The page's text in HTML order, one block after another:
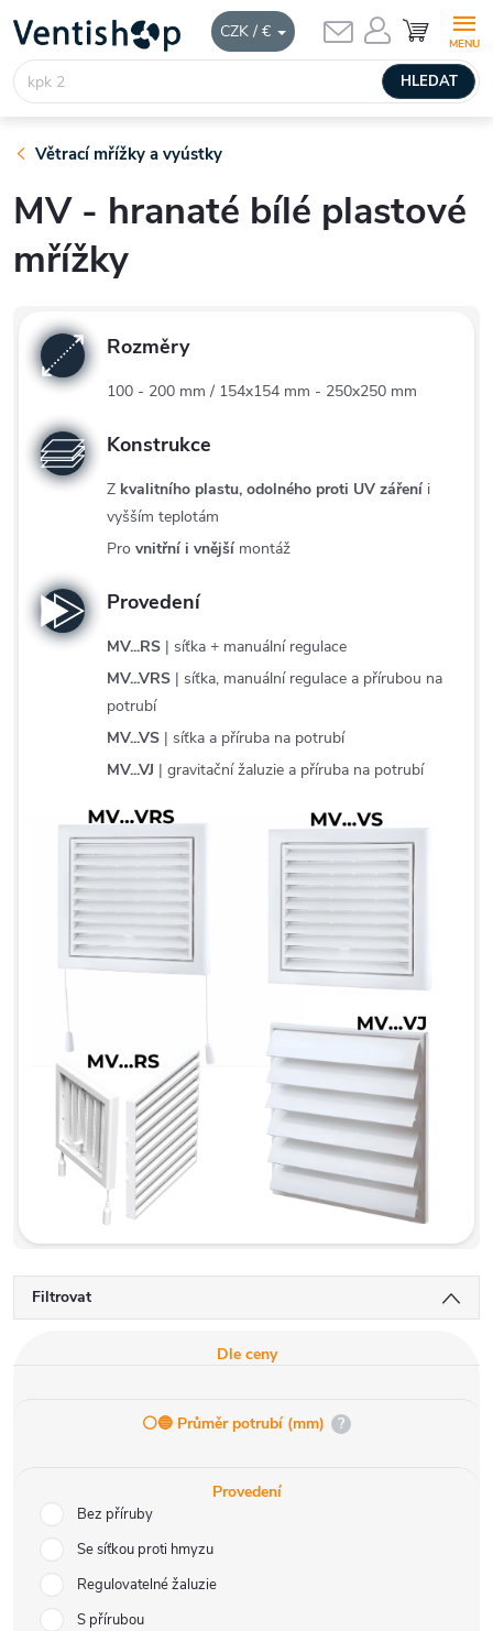
CZK / €
obsah
HLEDAT
NÁKUPNÍ
KOŠÍK
Větrací mřížky a vyústky
MV - hranaté bílé plastové
mřížky
Rozměry
100 - 200 mm / 154x154 mm - 250x250 mm
Konstrukce
Z kvalitního plastu, odolného proti UV záření i
vyšším teplotám
Pro vnitřní i vnější montáž
Provedení
MV...RS | síťka + manuální regulace
MV...VRS | síťka, manuální regulace a přírubou na
potrubí
MV...VS | síťka a příruba na potrubí
MV...VJ | gravitační žaluzie a příruba na potrubí
Filtrovat
Dle ceny
⚪️🔵 Průměr potrubí (mm) ?
Provedení
Bez příruby
Se síťkou proti hmyzu
Regulovatelné žaluzie
S přírubou